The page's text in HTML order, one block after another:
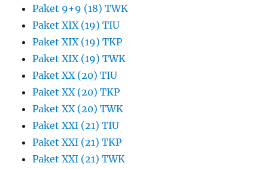
Paket 9+9 (18) TWK
Paket XIX (19) TIU
Paket XIX (19) TKP
Paket XIX (19) TWK
Paket XX (20) TIU
Paket XX (20) TKP
Paket XX (20) TWK
Paket XXI (21) TIU
Paket XXI (21) TKP
Paket XXI (21) TWK